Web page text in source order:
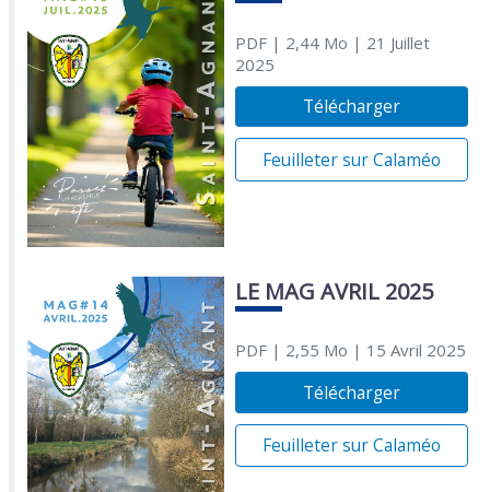
PDF| 2,44 Mo | 21 Juillet
2025
Télécharger
Feuilleter sur Calaméo
LE MAG AVRIL 2025
PDF| 2,55 Mo | 15 Avril 2025
Télécharger
Feuilleter sur Calaméo